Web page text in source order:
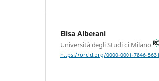
Elisa Alberani
Università degli Studi di Milano
https://orcid.org/0000-0001-7846-5631